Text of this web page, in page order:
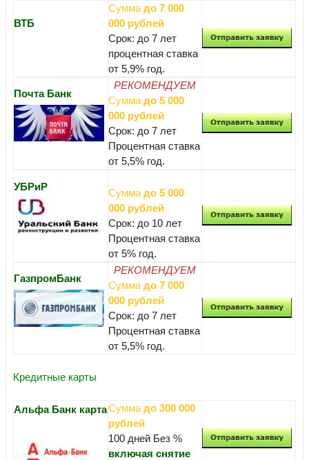
ВТБ
Сумма до 7 000
000 рублей
Срок: до 7 лет
процентная ставка
от 5,9% год.
Почта Банк
РЕКОМЕНДУЕМ
Сумма до 5 000
000 рублей
Срок: до 7 лет
Процентная ставка
от 5,5% год.
УБРиР
Сумма до 5 000
000 рублей
Срок: до 10 лет
Процентная ставка
от 5% год.
ГазпромБанк
РЕКОМЕНДУЕМ
Сумма до 7 000
000 рублей
Срок: до 7 лет
Процентная ставка
от 5,5% год.
Кредитные карты
Альфа Банк картаСумма до 300 000
рублей
100 дней Без %
включая снятие